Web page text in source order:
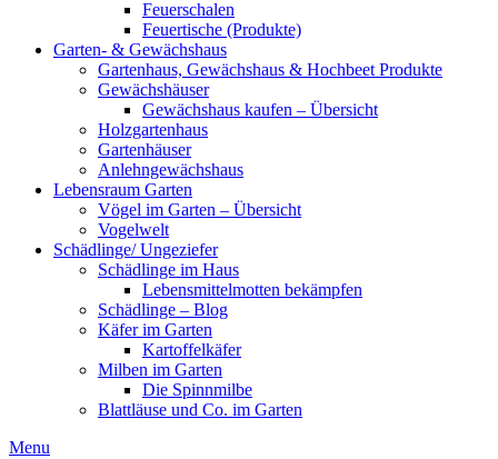
Feuerschalen
Feuertische (Produkte)
Garten- & Gewächshaus
Gartenhaus, Gewächshaus & Hochbeet Produkte
Gewächshäuser
Gewächshaus kaufen – Übersicht
Holzgartenhaus
Gartenhäuser
Anlehngewächshaus
Lebensraum Garten
Vögel im Garten – Übersicht
Vogelwelt
Schädlinge/ Ungeziefer
Schädlinge im Haus
Lebensmittelmotten bekämpfen
Schädlinge – Blog
Käfer im Garten
Kartoffelkäfer
Milben im Garten
Die Spinnmilbe
Blattläuse und Co. im Garten
Menu